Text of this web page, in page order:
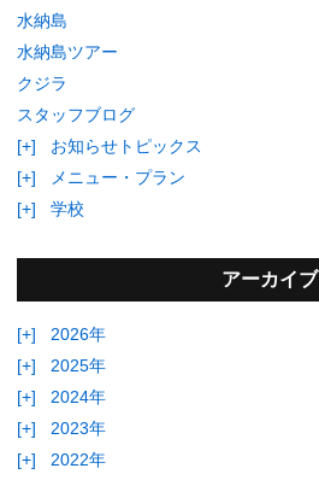
水納島
水納島ツアー
クジラ
スタッフブログ
[+]
お知らせトピックス
[+]
メニュー・プラン
[+]
学校
アーカイブ
[+]
2026年
[+]
2025年
[+]
2024年
[+]
2023年
[+]
2022年